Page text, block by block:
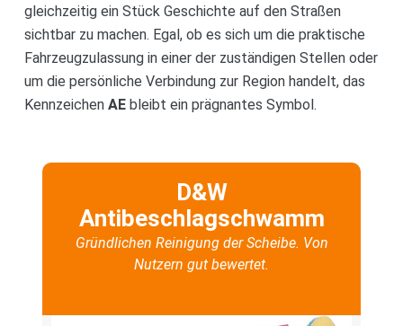
gleichzeitig ein Stück Geschichte auf den Straßen
sichtbar zu machen. Egal, ob es sich um die praktische
Fahrzeugzulassung in einer der zuständigen Stellen oder
um die persönliche Verbindung zur Region handelt, das
Kennzeichen AEbleibt ein prägnantes Symbol.
D&W
Antibeschlagschwamm
Gründlichen Reinigung der Scheibe. Von
Nutzern gut bewertet.